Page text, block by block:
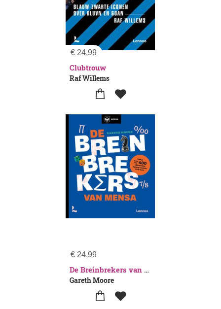
€ 24,99
Clubtrouw
Raf Willems
€ 24,99
De Breinbrekers van Mensa
Gareth Moore